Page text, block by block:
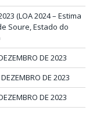
(LOA 2024 – Estima
Soure, Estado do
DE 2023
DE 2023
DE 2023